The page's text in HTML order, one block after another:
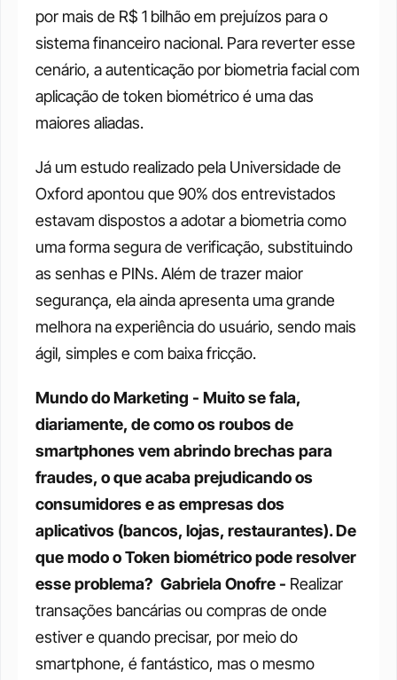
por mais de R$ 1 bilhão em prejuízos para o
sistema financeiro nacional. Para reverter esse
cenário, a autenticação por biometria facial com
aplicação de token biométrico é uma das
maiores aliadas.
Já um estudo realizado pela Universidade de
Oxford apontou que 90% dos entrevistados
estavam dispostos a adotar a biometria como
uma forma segura de verificação, substituindo
as senhas e PINs. Além de trazer maior
segurança, ela ainda apresenta uma grande
melhora na experiência do usuário, sendo mais
ágil, simples e com baixa fricção.
Mundo do Marketing - Muito se fala,
diariamente, de como os roubos de
smartphones vem abrindo brechas para
fraudes, o que acaba prejudicando os
consumidores e as empresas dos
aplicativos (bancos, lojas, restaurantes). De
que modo o Token biométrico pode resolver
esse problema? Gabriela Onofre - Realizar
transações bancárias ou compras de onde
estiver e quando precisar, por meio do
smartphone, é fantástico, mas o mesmo